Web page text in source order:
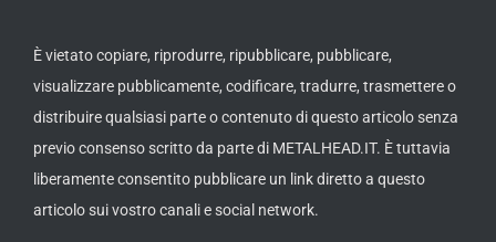
È vietato copiare, riprodurre, ripubblicare, pubblicare,
visualizzare pubblicamente, codificare, tradurre, trasmettere o
distribuire qualsiasi parte o contenuto di questo articolo senza
previo consenso scritto da parte di METALHEAD.IT. È tuttavia
liberamente consentito pubblicare un link diretto a questo
articolo sui vostro canali e social network.